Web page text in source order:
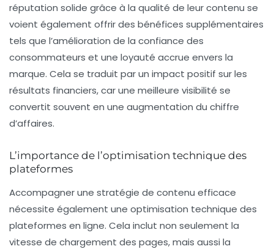
réputation solide grâce à la qualité de leur contenu se
voient également offrir des bénéfices supplémentaires
tels que l’amélioration de la confiance des
consommateurs et une loyauté accrue envers la
marque. Cela se traduit par un impact positif sur les
résultats financiers, car une meilleure visibilité se
convertit souvent en une augmentation du chiffre
d’affaires.
L’importance de l’optimisation technique des
plateformes
Accompagner une stratégie de contenu efficace
nécessite également une optimisation technique des
plateformes en ligne. Cela inclut non seulement la
vitesse de chargement des pages, mais aussi la